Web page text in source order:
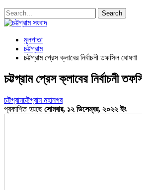
মূলপাতা
চট্টগ্রাম
চট্টগ্রাম প্রেস ক্লাবের নির্বাচনী তফসিল ঘোষণা
চট্টগ্রাম প্রেস ক্লাবের নির্বাচনী
চট্টগ্রামচট্টগ্রাম মহানগর
প্রকাশিত হয়ছেসোমবার, ১২ ডিসেম্বর, ২০২২ ইং